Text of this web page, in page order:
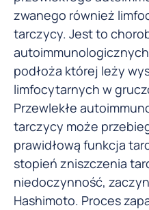
zwanego również
tarczycy. Jest to
podłoża której leży
limfocytarnych w
Przewlekłe
tarczycy może
prawidłową funkcja
stopień zniszczenia
niedoczynność,
Hashimoto. Proces